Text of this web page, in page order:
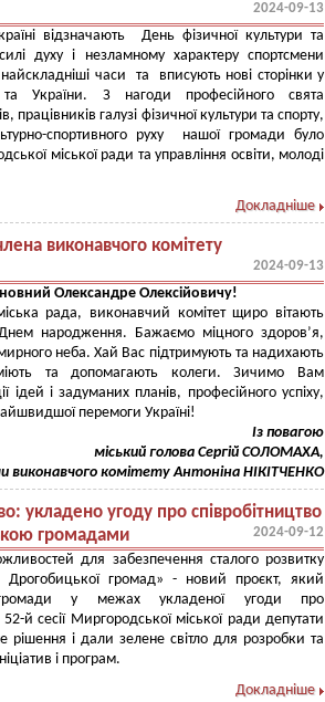
2024-09-13
відзначають День фізичної культури та
духу і незламному характеру спортсмени
часи та вписують нові сторінки у
та України. З нагоди професійного свята
працівників галузі фізичної культури та спорту,
спортивного руху нашої громади було
міської ради та управління освіти, молоді
Докладніше
виконавчого комітету
2024-09-13
Олександре Олексійовичу!
рада, виконавчий комітет щиро вітають
народження. Бажаємо міцного здоров’я,
неба. Хай Вас підтримують та надихають
та допомагають колеги. Зичимо Вам
ідей і задуманих планів, професійного успіху,
перемоги Україні!
Із повагою
міський голова Сергій СОЛОМАХА,
виконавчого комітету Антоніна НІКІТЧЕНКО
укладено угоду про співробітництво
громадами
2024-09-12
для забезпечення сталого розвитку
громад» - новий проєкт, який
громади у межах укладеної угоди про
й сесії Миргородської міської ради депутати
рішення і дали зелене світло для розробки та
і програм.
Докладніше